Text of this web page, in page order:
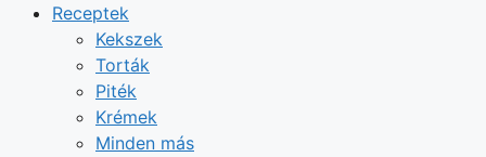
Receptek
Kekszek
Torták
Piték
Krémek
Minden más